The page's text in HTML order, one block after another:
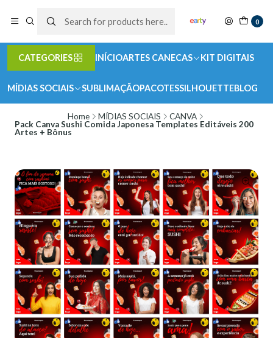
0
CATEGORIES INÍCIOARTES CANECAS KIT DIGITAIS
MÍDIAS SOCIAIS SUBLIMAÇÃOPACOTESSILHOUETTEBLOG
Home MÍDIAS SOCIAIS
CANVA
Pack Canva Sushi Comida Japonesa Templates Editáveis 200
Artes + Bônus